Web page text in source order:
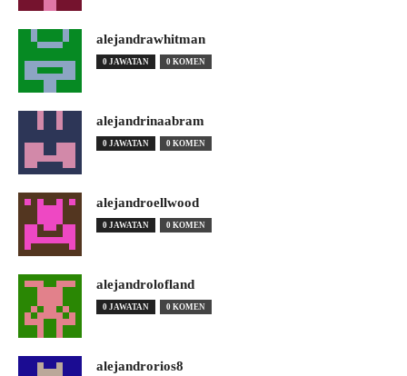
alejandrawhitman
0 JAWATAN 0 KOMEN
alejandrinaabram
0 JAWATAN 0 KOMEN
alejandroellwood
0 JAWATAN 0 KOMEN
alejandrolofland
0 JAWATAN 0 KOMEN
alejandrorios8